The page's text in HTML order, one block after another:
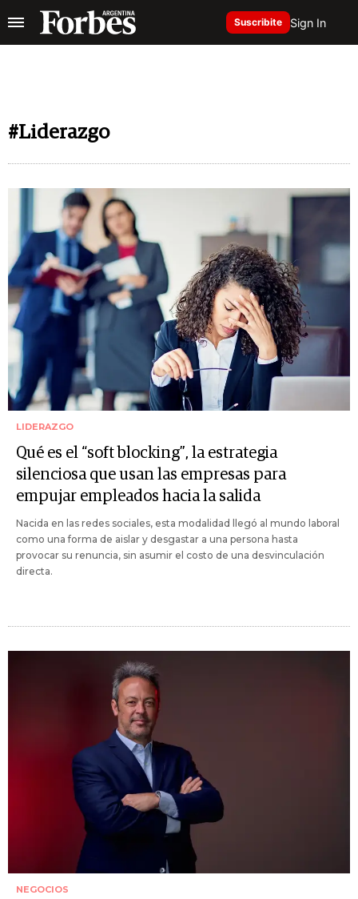
Suscribite Sign In
#Liderazgo
LIDERAZGO
Qué es el “soft blocking”, la estrategia
silenciosa que usan las empresas para
empujar empleados hacia la salida
Nacida en las redes sociales, esta modalidad llegó al mundo laboral
como una forma de aislar y desgastar a una persona hasta
provocar su renuncia, sin asumir el costo de una desvinculación
directa.
NEGOCIOS